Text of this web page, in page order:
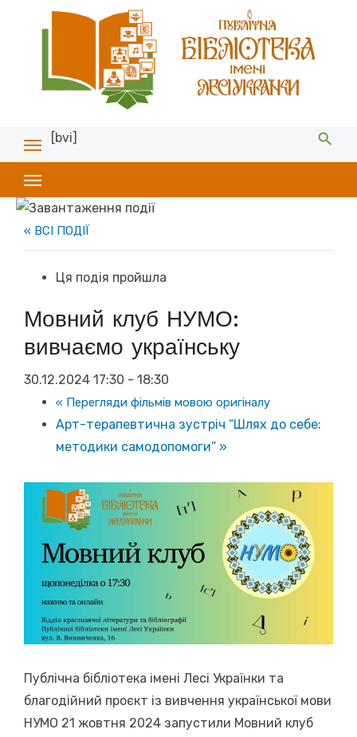
[bvi]
« ВСІ ПОДІЇ
Ця подія пройшла
Мовний клуб НУМО:
вивчаємо українську
30.12.2024 17:30 - 18:30
« Перегляди фільмів мовою оригіналу
Арт-терапевтична зустріч “Шлях до себе:
методики самодопомоги” »
Публічна бібліотека імені Лесі Українки та
благодійний проєкт із вивчення української мови
НУМО 21 жовтня 2024 запустили Мовний клуб